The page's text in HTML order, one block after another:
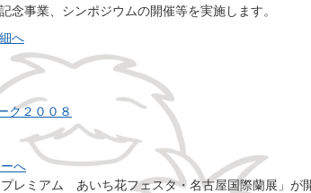
事業、シンポジウムの開催等を実施します。
へ
ク２００８
へ
レミアム あいち花フェスタ・名古屋国際蘭展」が